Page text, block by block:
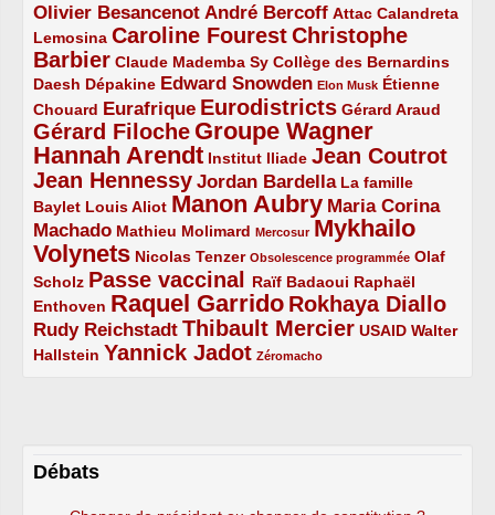
Olivier Besancenot
3/5 André Bercoff
3/5 Attac
2/5
Calandreta
Lemosina
2/5 Caroline Fourest
4/5
Christophe
Barbier
4/5 Claude Mademba Sy
2/5 Collège des Bernardins
2/5
Daesh
2/5 Dépakine
2/5 Edward Snowden
3/5 Elon Musk
1/5
Étienne
Chouard
2/5 Eurafrique
3/5 Eurodistricts
4/5 Gérard Araud
2/5
Gérard Filoche
4/5 Groupe Wagner
5/5
Hannah Arendt
5/5 Institut Iliade
2/5 Jean Coutrot
4/5
Jean Hennessy
4/5 Jordan Bardella
3/5
La famille
Baylet
2/5 Louis Aliot
2/5 Manon Aubry
5/5
Maria Corina
Machado
3/5 Mathieu Molimard
2/5 Mercosur
1/5
Mykhailo
Volynets
5/5 Nicolas Tenzer
2/5 Obsolescence programmée
1/5
Olaf
Scholz
2/5 Passe vaccinal
4/5 Raïf Badaoui
2/5
Raphaël
Enthoven
2/5 Raquel Garrido
5/5 Rokhaya Diallo
4/5
Rudy Reichstadt
3/5 Thibault Mercier
4/5 USAID
2/5
Walter
Hallstein
2/5 Yannick Jadot
4/5 Zéromacho
1/5
Débats